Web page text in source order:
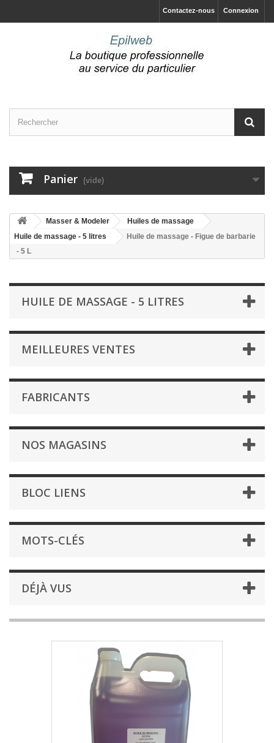
Connexion
Contactez-nous
Panier (vide)
Masser & Modeler
Huiles de massage
Huile de massage - 5 litres
Huile de massage - Figue de barbarie
- 5 L
HUILE DE MASSAGE - 5 LITRES
MEILLEURES VENTES
FABRICANTS
NOS MAGASINS
BLOC LIENS
MOTS-CLÉS
DÉJÀ VUS